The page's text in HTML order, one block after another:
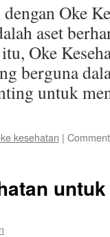
Oke
aset
Oke
berguna
untuk
kesehatan |